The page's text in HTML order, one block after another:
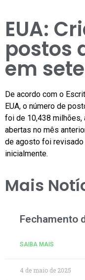
EUA:
postos
em
De acordo com o
EUA, o número de
foi de 10,438 milhões,
abertas no mês
de agosto foi
inicialmente.
Mais
Fechamento
SAIBA MAIS
4 de maio de 2025